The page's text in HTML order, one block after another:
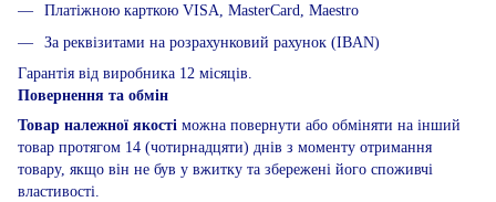
Платіжною карткою VISA, MasterCard, Maestro
За реквізитами на розрахунковий рахунок (IBAN)
Гарантія від виробника 12 місяців.
Повернення та обмін
Товар належної якості можна повернути або обміняти на інший
товар протягом 14 (чотирнадцяти) днів з моменту отримання
товару, якщо він не був у вжитку та збережені його споживчі
властивості.